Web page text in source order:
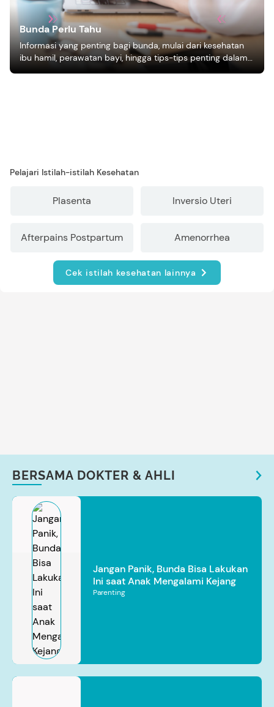
Bunda Perlu Tahu
Informasi yang penting bagi bunda, mulai dari kesehatan
ibu hamil, perawatan bayi, hingga tips-tips penting dalam
mengasuh anak
Pelajari Istilah-istilah Kesehatan
Plasenta Inversio Uteri
Afterpains Postpartum Amenorrhea
Cek istilah kesehatan lainnya
BERSAMA DOKTER & AHLI
Jangan Panik, Bunda Bisa Lakukan
Ini saat Anak Mengalami Kejang
Parenting